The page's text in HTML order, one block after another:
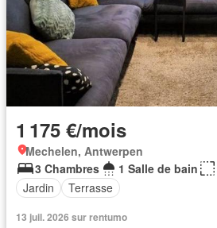
1 175 €/mois
Mechelen, Antwerpen
3 Chambres
1 Salle de bain
Jardin
Terrasse
13 juil. 2026 sur rentumo